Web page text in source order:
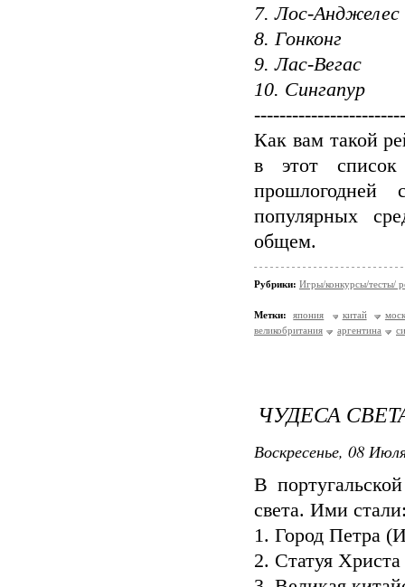
7. Лос-Анджелес
8. Гонконг
9. Лас-Вегас
10. Сингапур
Как вам такой
в этот
популярных
общем.
Рубрики: Игры/конкурсы/тесты/
Метки: япония китай
великобритания
аргентина
ЧУДЕСА
Воскресенье, 08
В
света. Ими
1. Город Петра
2. Статуя